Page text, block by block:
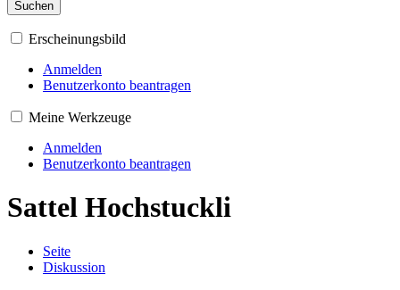
Suchen
Erscheinungsbild
Anmelden
Benutzerkonto beantragen
Meine Werkzeuge
Anmelden
Benutzerkonto beantragen
Sattel Hochstuckli
Seite
Diskussion